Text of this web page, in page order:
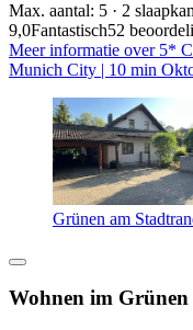
Max. aantal: 5 · 2
9,0Fantastisch52
Meer informatie over 5*
Munich City | 10 min
Grünen am
Wohnen im